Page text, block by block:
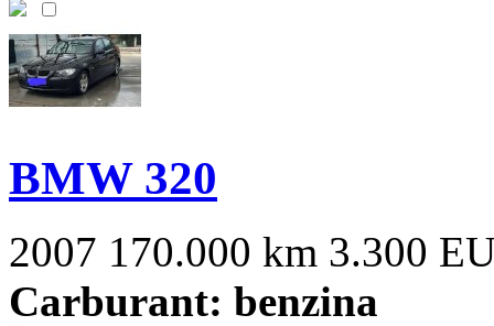
BMW 320
2007 170.000 km 3.300
Carburant: benzina